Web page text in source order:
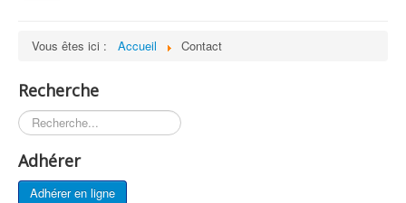
Statuts et Règlement
Adhésion
Revue
Histoire
Vous êtes ici : Accueil Contact
Recherche
Rechercher
Adhérer
Adhérer en ligne